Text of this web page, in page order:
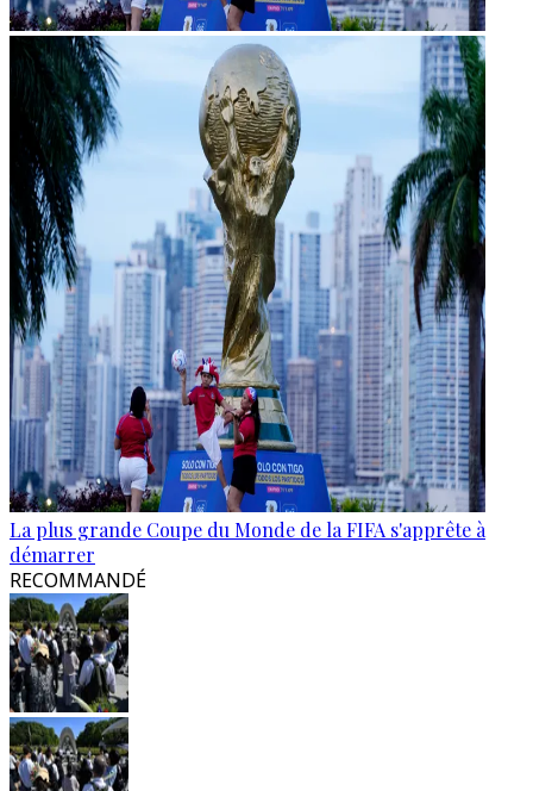
La plus grande Coupe du Monde de la FIFA s'apprête à
démarrer
RECOMMANDÉ